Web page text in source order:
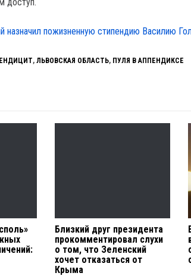
назначил пожизненную стипендию Василию
, ЛЬВОВСКАЯ ОБЛАСТЬ, ПУЛЯ В АППЕНДИКСЕ
Близкий друг президента
прокомментировал слухи
о том, что Зеленский
хочет отказаться от
Крыма